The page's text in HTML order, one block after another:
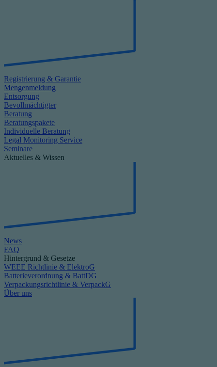
Registrierung & Garantie
Mengenmeldung
Entsorgung
Bevollmächtigter
Beratung
Beratungspakete
Individuelle Beratung
Legal Monitoring Service
Seminare
Aktuelles & Wissen
News
FAQ
Hintergrund & Gesetze
WEEE Richtlinie & ElektroG
Batterieverordnung & BattDG
Verpackungsrichtlinie & VerpackG
Über uns